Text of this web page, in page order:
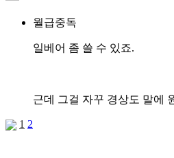
월급중독
일베어 좀 쓸 수 있죠.
근데 그걸 자꾸 경상도 말에
1 2